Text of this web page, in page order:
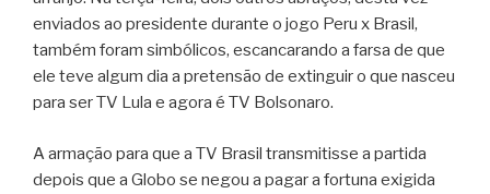
enviados ao presidente durante o jogo Peru x Brasil,
também foram simbólicos, escancarando a farsa de que
ele teve algum dia a pretensão de extinguir o que nasceu
para ser TV Lula e agora é TV Bolsonaro.
A armação para que a TV Brasil transmitisse a partida
depois que a Globo se negou a pagar a fortuna exigida